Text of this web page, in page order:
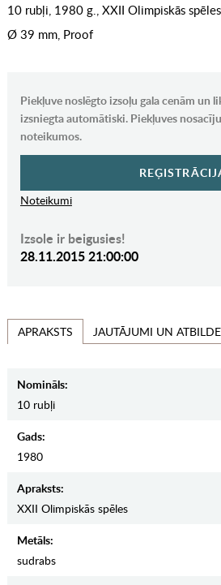
10 rubļi, 1980 g., XXII Olimpiskās
Ø 39 mm, Proof
Piekļuve noslēgto izsoļu gala cenām un
izsniegta automātiski. Piekļuves
noteikumos.
Noteikumi
Izsole ir beigusies!
28.11.2015 21:00:00
APRAKSTS JAUTĀJUMI UN
Nomināls:
10 rubļi
Gads:
1980
Apraksts:
XXII Olimpiskās spēles
Metāls:
sudrabs